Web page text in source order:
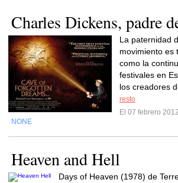
Charles Dickens, padre
La paternidad
movimiento es
como la
festivales en
los creadores
resto
El 07 febrero
NONE
Heaven and Hell
Days of Heaven (1978) de